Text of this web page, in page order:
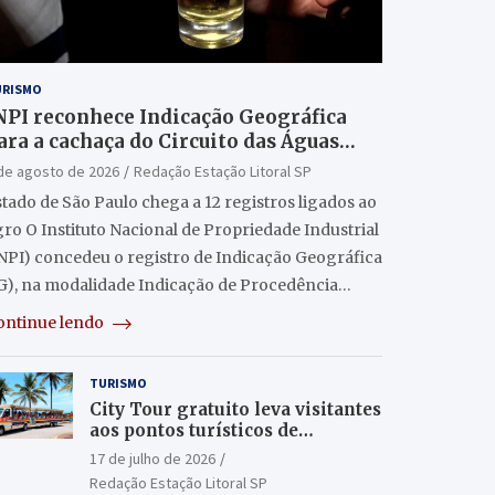
reconhece Indicação Geográfica
a cachaça do Circuito das Águas
agosto de 2026
Redação Estação Litoral SP
de São Paulo chega a 12 registros ligados ao
O Instituto Nacional de Propriedade Industrial
concedeu o registro de Indicação Geográfica
na modalidade Indicação de Procedência…
lendo
TURISMO
City Tour gratuito leva visitantes
aos pontos turísticos de
Itanhaém
17 de julho de 2026
Redação Estação Litoral SP